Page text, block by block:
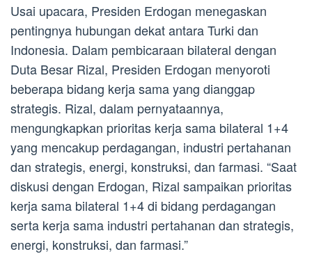
Usai upacara, Presiden Erdogan menegaskan
pentingnya hubungan dekat antara Turki dan
Indonesia. Dalam pembicaraan bilateral dengan
Duta Besar Rizal, Presiden Erdogan menyoroti
beberapa bidang kerja sama yang dianggap
strategis. Rizal, dalam pernyataannya,
mengungkapkan prioritas kerja sama bilateral 1+4
yang mencakup perdagangan, industri pertahanan
dan strategis, energi, konstruksi, dan farmasi. “Saat
diskusi dengan Erdogan, Rizal sampaikan prioritas
kerja sama bilateral 1+4 di bidang perdagangan
serta kerja sama industri pertahanan dan strategis,
energi, konstruksi, dan farmasi.”